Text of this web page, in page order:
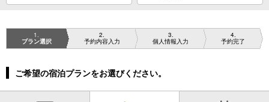
1
プラン選択
2
予約内容入力
3
個人情報入力
4
予約完了
ご希望の宿泊プランをお選びください。